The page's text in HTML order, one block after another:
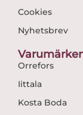
Cookies
Nyhetsbrev
Orrefors
Iittala
Kosta Boda